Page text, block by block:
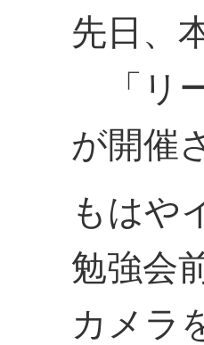
先日、
「リ
が開催
もはや
勉強会
カメラ